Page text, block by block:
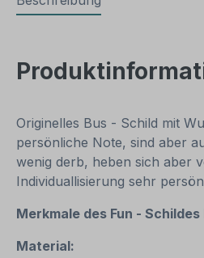
Originelles Bus - Schild mit
persönliche Note, sind aber
wenig derb, heben sich aber
Individuallisierung sehr
Merkmale des Fun - Schildes
Material: